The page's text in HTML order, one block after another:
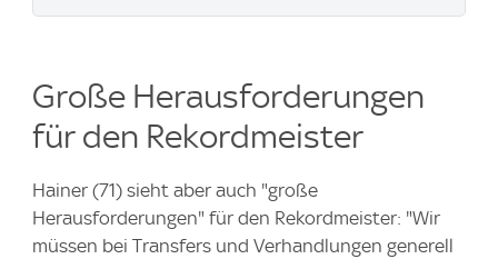
Große Herausforderungen
für den Rekordmeister
Hainer (71) sieht aber auch "große
Herausforderungen" für den Rekordmeister: "Wir
müssen bei Transfers und Verhandlungen generell